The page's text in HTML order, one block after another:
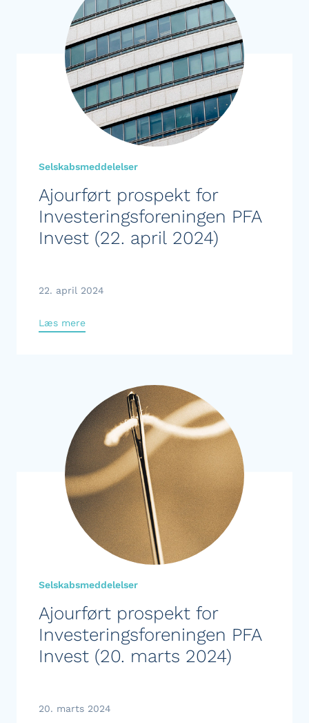
Selskabsmeddelelser
Ajourført prospekt for
Investeringsforeningen PFA
Invest (22. april 2024)
22. april 2024
Læs mere
Selskabsmeddelelser
Ajourført prospekt for
Investeringsforeningen PFA
Invest (20. marts 2024)
20. marts 2024